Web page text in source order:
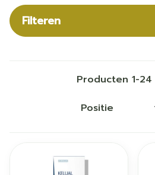
Filteren
Producten 1-24
Sorteer op: